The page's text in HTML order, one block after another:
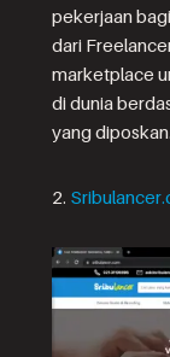
pekerjaan
dari
marketplace
di dunia
yang diposkan.
2.